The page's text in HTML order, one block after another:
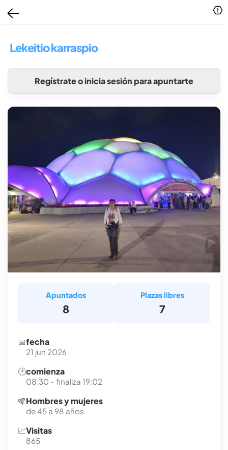
Lekeitio karraspio
Regístrate o inicia sesión para apuntarte
Apuntados
8
Plazas libres
7
📅fecha
21 jun 2026
🕐comienza
08:30 - finaliza 19:02
🪇Hombres y mujeres
de 45 a 98 años
📈Visitas
865